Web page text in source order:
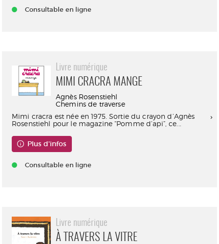
Consultable en ligne
Livre numérique
MIMI CRACRA MANGE
Agnès Rosenstiehl
Chemins de traverse
Mimi cracra est née en 1975. Sortie du crayon d’Agnès
Rosenstiehl pour le magazine “Pomme d’api”, ce...
Plus d'infos
Consultable en ligne
Livre numérique
À TRAVERS LA VITRE